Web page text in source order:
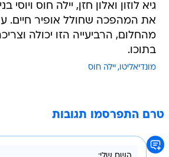
גיא לוזון ואלון חזן, יילה חוס ויוסי
את המהפכה שחולל אופיר חיים.
מהחלום, הרביעייה הזו יכולה
בתוכו.
מונדיאליטו יילה חוס
טרם התפרסמו תגובות